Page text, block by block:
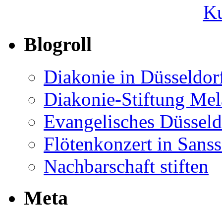
Blogroll
Diakonie in
Diakonie-Stiftung
Evangelisches
Flötenkonzert in
Nachbarschaft stiften
Meta